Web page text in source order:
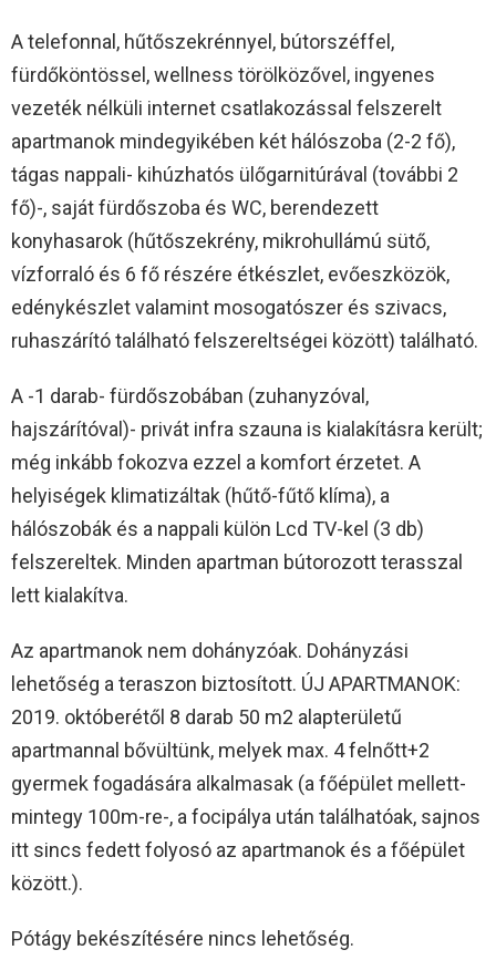
A telefonnal, hűtőszekrénnyel, bútorszéffel,
fürdőköntössel, wellness törölközővel, ingyenes
vezeték nélküli internet csatlakozással felszerelt
apartmanok mindegyikében két hálószoba (2-2 fő),
tágas nappali- kihúzhatós ülőgarnitúrával (további 2
fő)-, saját fürdőszoba és WC, berendezett
konyhasarok (hűtőszekrény, mikrohullámú sütő,
vízforraló és 6 fő részére étkészlet, evőeszközök,
edénykészlet valamint mosogatószer és szivacs,
ruhaszárító található felszereltségei között) található.
A -1 darab- fürdőszobában (zuhanyzóval,
hajszárítóval)- privát infra szauna is kialakításra került;
még inkább fokozva ezzel a komfort érzetet. A
helyiségek klimatizáltak (hűtő-fűtő klíma), a
hálószobák és a nappali külön Lcd TV-kel (3 db)
felszereltek. Minden apartman bútorozott terasszal
lett kialakítva.
Az apartmanok nem dohányzóak. Dohányzási
lehetőség a teraszon biztosított. ÚJ APARTMANOK:
2019. októberétől 8 darab 50 m2 alapterületű
apartmannal bővültünk, melyek max. 4 felnőtt+2
gyermek fogadására alkalmasak (a főépület mellett-
mintegy 100m-re-, a focipálya után találhatóak, sajnos
itt sincs fedett folyosó az apartmanok és a főépület
között.).
Pótágy bekészítésére nincs lehetőség.